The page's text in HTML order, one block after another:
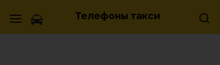
Телефоны такси